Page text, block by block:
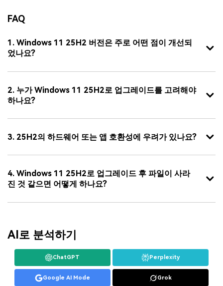
FAQ
1. Windows 11 25H2 버전은 주로 어떤 점이 개선되
었나요?
2. 누가 Windows 11 25H2로 업그레이드를 고려해야
하나요?
3. 25H2의 하드웨어 또는 앱 호환성에 우려가 있나요?
4. Windows 11 25H2로 업그레이드 후 파일이 사라
진 것 같으면 어떻게 하나요?
AI로 분석하기
ChatGPT Perplexity
Google AI Mode Grok